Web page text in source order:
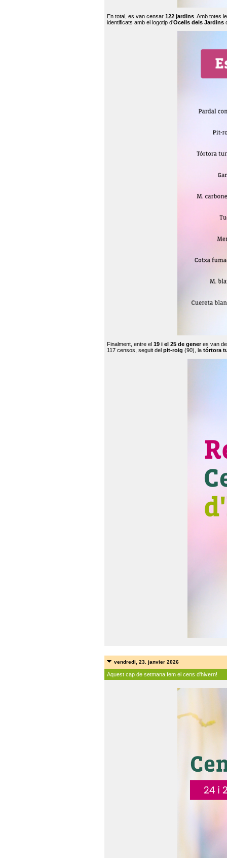
En total, es van censar 122 jardins . Amb totes
identificats amb el logotip d’Ocells dels Jardins
Finalment, entre el 19 i el 25 de generes van
117 censos, seguit del pit-roig (90), la tórtora
vendredi, 23. janvier 2026
Aquest cap de setmana fem el cens d'hivern!